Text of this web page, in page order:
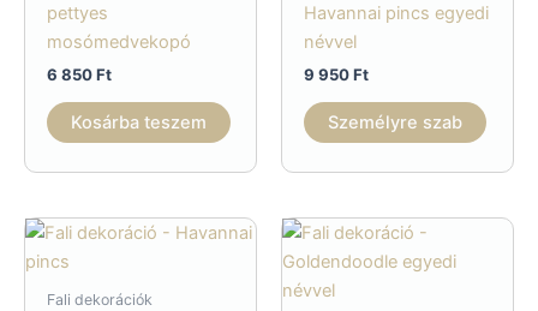
pettyes
mosómedvekopó
6 850Ft
Kosárba teszem
Havannai pincs egyedi
névvel
9 950Ft
Személyre szab
Fali dekorációk